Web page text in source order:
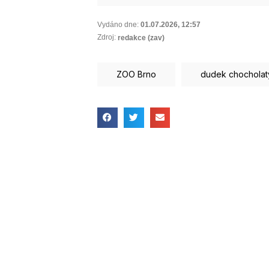
Vydáno dne: 01.07.2026, 12:57
Zdroj: redakce (zav)
ZOO Brno dudek